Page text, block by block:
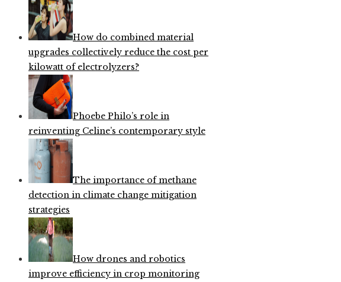
How do combined material
upgrades collectively reduce the cost per
kilowatt of electrolyzers?
Phoebe Philo’s role in
reinventing Celine’s contemporary style
The importance of methane
detection in climate change mitigation
strategies
How drones and robotics
improve efficiency in crop monitoring